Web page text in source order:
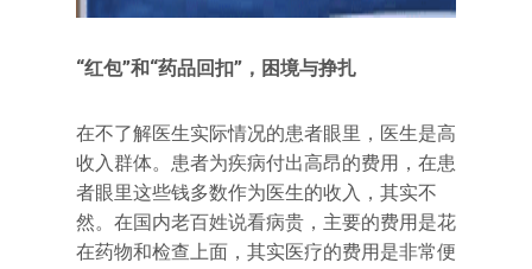
“红包”和“药品回扣”，困境与挣扎
在不了解医生实际情况的患者眼里，医生是高
收入群体。患者为疾病付出高昂的费用，在患
者眼里这些钱多数作为医生的收入，其实不
然。在国内老百姓说看病贵，主要的费用是花
在药物和检查上面，其实医疗的费用是非常便